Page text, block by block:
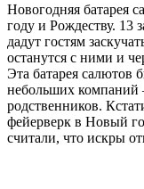
Новогодняя батарея
году и Рождеству. 13
дадут гостям
останутся с ними и
Эта батарея салютов
небольших компаний
родственников.
фейерверк в Новый
считали, что искры